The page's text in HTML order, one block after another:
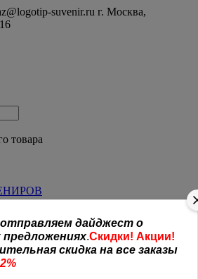
suvenir.ru г. Москва,
товара
(ОФЕРТА )
ГАРАНТИИ
дайджест о
.Скидки! Акции!
скидка на все заказы
2%